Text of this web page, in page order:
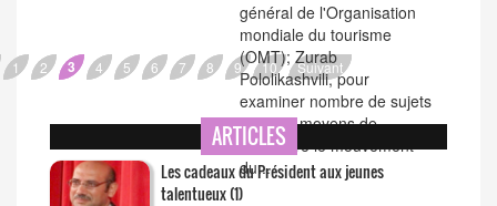
général de l'Organisation
mondiale du tourisme
(OMT); Zurab
Pololikashvili, pour
examiner nombre de sujets
dont les moyens de
reprendre le mouvement
du...
1 2 3 4 5 6 7 8 9 10 Suivant
ARTICLES
Les cadeaux du Président aux jeunes
talentueux (1)